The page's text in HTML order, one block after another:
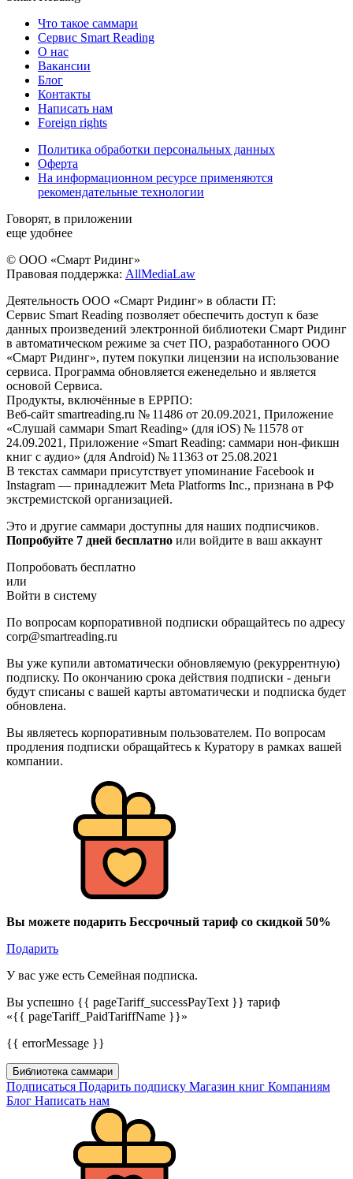
Что такое саммари
Сервис Smart Reading
О нас
Вакансии
Блог
Контакты
Написать нам
Foreign rights
Политика обработки персональных данных
Оферта
На информационном ресурсе применяются
рекомендательные технологии
Говорят, в приложении
еще удобнее
© ООО «Смарт Ридинг»
Правовая поддержка: AllMediaLaw
Деятельность ООО «Смарт Ридинг» в области IT:
Сервис Smart Reading позволяет обеспечить доступ к базе
данных произведений электронной библиотеки Смарт Ридинг
в автоматическом режиме за счет ПО, разработанного ООО
«Смарт Ридинг», путем покупки лицензии на использование
сервиса. Программа обновляется еженедельно и является
основой Сервиса.
Продукты, включённые в ЕРРПО:
Веб-сайт smartreading.ru № 11486 от 20.09.2021, Приложение
«Слушай саммари Smart Reading» (для iOS) № 11578 от
24.09.2021, Приложение «Smart Reading: саммари нон-фикшн
книг с аудио» (для Android) № 11363 от 25.08.2021
В текстах саммари присутствует упоминание Facebook и
Instagram — принадлежит Meta Platforms Inc., признана в РФ
экстремистской организацией.
Это и другие саммари доступны для наших подписчиков.
Попробуйте 7 дней бесплатно или войдите в ваш аккаунт
Попробовать бесплатно
или
Войти в систему
По вопросам корпоративной подписки обращайтесь по адресу
corp@smartreading.ru
Вы уже купили автоматически обновляемую (рекуррентную)
подписку. По окончанию срока действия подписки - деньги
будут списаны с вашей карты автоматически и подписка будет
обновлена.
Вы являетесь корпоративным пользователем. По вопросам
продления подписки обращайтесь к Куратору в рамках вашей
компании.
Вы можете подарить Бессрочный тариф со скидкой 50%
Подарить
У вас уже есть Семейная подписка.
Вы успешно {{ pageTariff_successPayText }} тариф
«{{ pageTariff_PaidTariffName }}»
{{ errorMessage }}
Библиотека саммари
Подписаться Подарить подписку Магазин книг Компаниям
Блог Написать нам